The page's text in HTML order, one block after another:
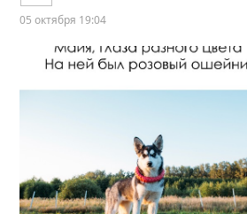
05 октября 19:04